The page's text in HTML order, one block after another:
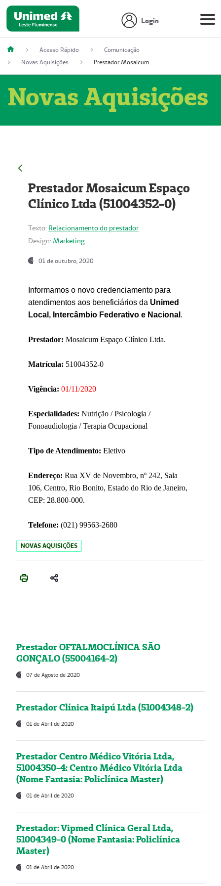
Login
Acesso Rápido
Comunicação
Novas Aquisições
Prestador Mosaicum Espaço Clínico Ltda (51004352-0)
Novas Aquisições
Prestador Mosaicum Espaço
Clínico Ltda (51004352-0)
Texto: Relacionamento do prestador
Design: Marketing
01 de outubro, 2020
Informamos o novo credenciamento para
atendimentos aos beneficiários da Unimed
Local, Intercâmbio Federativo e Nacional .
Prestador: Mosaicum Espaço Clínico Ltda.
Matrícula: 51004352-0
Vigência: 01/11/2020
Especialidades: Nutrição / Psicologia /
Fonoaudiologia / Terapia Ocupacional
Tipo de Atendimento: Eletivo
Endereço: Rua XV de Novembro, nº 242, Sala
106, Centro, Rio Bonito, Estado do Rio de Janeiro,
CEP: 28.800-000.
Telefone: (021) 99563-2680
NOVAS AQUISIÇÕES
Prestador OFTALMOCLÍNICA SÃO
GONÇALO (55004164-2)
07 de Agosto de 2020
Prestador Clínica Itaipú Ltda (51004348-2)
01 de Abril de 2020
Prestador Centro Médico Vitória Ltda,
51004350-4: Centro Médico Vitória Ltda
(Nome Fantasia: Policlínica Master)
01 de Abril de 2020
Prestador: Vipmed Clínica Geral Ltda,
51004349-0 (Nome Fantasia: Policlínica
Master)
01 de Abril de 2020